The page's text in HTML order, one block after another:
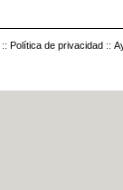
:: Política de privacidad ::